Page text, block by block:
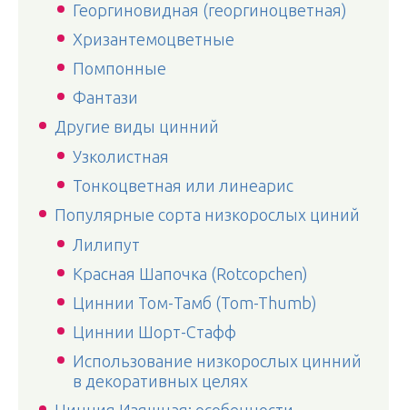
Георгиновидная (георгиноцветная)
Хризантемоцветные
Помпонные
Фантази
Другие виды цинний
Узколистная
Тонкоцветная или линеарис
Популярные сорта низкорослых циний
Лилипут
Красная Шапочка (Rotcopchen)
Циннии Том-Тамб (Tom-Thumb)
Циннии Шорт-Стафф
Использование низкорослых цинний
в декоративных целях